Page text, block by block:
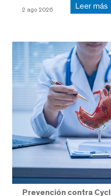
2 ago 2026 Leer más
Prevención contra